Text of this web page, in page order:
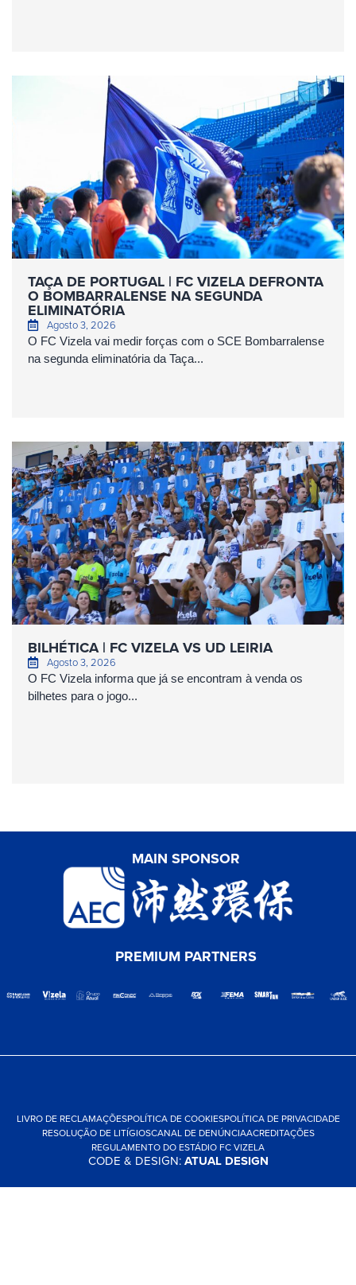
TAÇA DE PORTUGAL | FC VIZELA DEFRONTA
O BOMBARRALENSE NA SEGUNDA
ELIMINATÓRIA
Agosto 3, 2026
O FC Vizela vai medir forças com o SCE Bombarralense
na segunda eliminatória da Taça...
BILHÉTICA | FC VIZELA VS UD LEIRIA
Agosto 3, 2026
O FC Vizela informa que já se encontram à venda os
bilhetes para o jogo...
MAIN SPONSOR
PREMIUM PARTNERS
LIVRO DE RECLAMAÇÕESPOLÍTICA DE COOKIESPOLÍTICA DE PRIVACIDADE
RESOLUÇÃO DE LITÍGIOSCANAL DE DENÚNCIAACREDITAÇÕES
REGULAMENTO DO ESTÁDIO FC VIZELA
CODE & DESIGN:ATUAL DESIGN